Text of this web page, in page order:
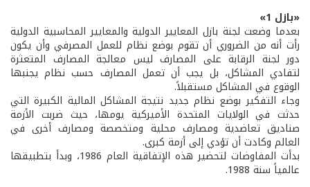
«بازل 1»
بعدما وضعت لجنة بازل المعايير الدولية والمعايير المحاسبية الدولية
رأت أنه من الضروري أن تقوم بوضع نظام للعمل المصرفي وأن يكون
دور لجنة الرقابة على المصارف ليس معالجة المصارف المتعثرة
لتفادي المشاكل، بل يجب أن تعمل المصارف حسب نظام يجنبها
الوقوع في المشاكل مستقبلاً.
وجاء التفكير بوضع نظام جديد نتيجة المشاكل المالية الكبيرة التي
حدثت في الولايات المتحدة الأميركية يومها، حيث ضربت الأزمة
صناديق تعاضدية ومصارف محلية ومتخصصة ومصارف أخرى في
العالم وكادت أن تؤدي إلى أزمة كبرى.
بدأت المفاوضات لتحضير هذه الإتفاقية العام 1986، وبدأ بتطبيقها
عالمياً سنة 1988.